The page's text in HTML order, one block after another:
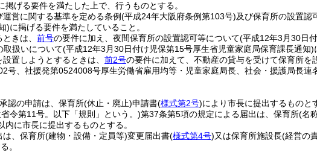
掲げる要件を満たした上で、行うものとする。
営に関する基準を定める条例(平成24年大阪府条例第103号)及び保育所の設置認
)に掲げる要件を満たしていること。
きは、 前号の要件に加え、夜間保育所の設置認可等について(平成12年3月30日
取扱いについて(平成12年3月30日付け児保第15号厚生省児童家庭局保育課長通知)
置しようとするときは、 前2号の要件に加えて、不動産の貸与を受けて保育所を
号、社援発第0524008号厚生労働省雇用均等・児童家庭局長、社会・援護局長連
認の申請は、保育所(休止・廃止)申請書(様式第2号)により市長に提出するものと
令第11号。以下「規則」という。)第37条第5項の規定による届出は、保育所(名
に市長に提出するものとする。
は、保育所(建物・設備・定員等)変更届出書(様式第4号)又は保育所施設長(経営の
。